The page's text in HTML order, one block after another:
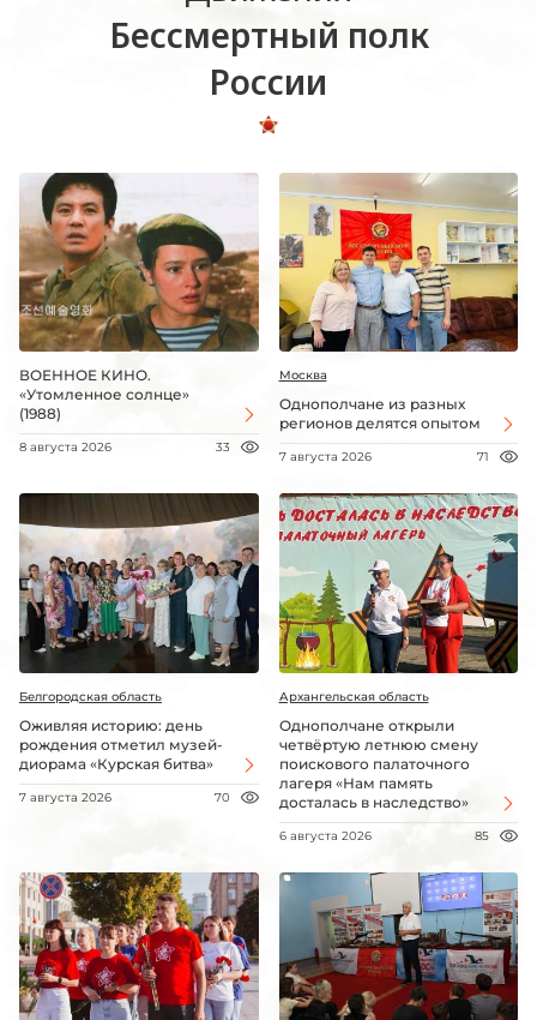
Бессмертный полк
России
ВОЕННОЕ КИНО.
«Утомленное солнце»
(1988)
8 августа 2026 33
Москва
Однополчане из разных
регионов делятся опытом
7 августа 2026 71
Белгородская область
Оживляя историю: день
рождения отметил музей-
диорама «Курская битва»
7 августа 2026 70
Архангельская область
Однополчане открыли
четвёртую летнюю смену
поискового палаточного
лагеря «Нам память
досталась в наследство»
6 августа 2026 85